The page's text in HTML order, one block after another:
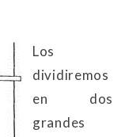
Los
dividiremos
en dos
grandes